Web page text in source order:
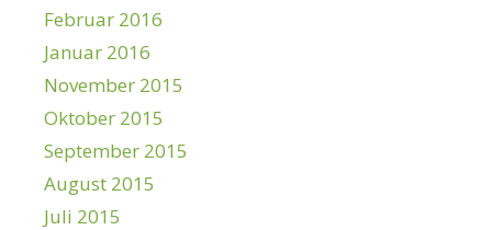
Februar 2016
Januar 2016
November 2015
Oktober 2015
September 2015
August 2015
Juli 2015